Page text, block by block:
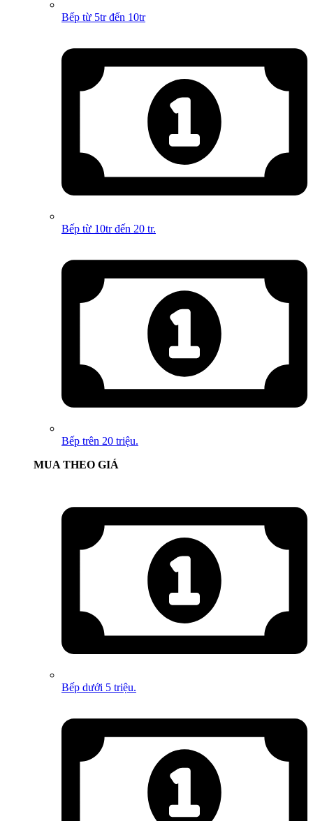
Bếp từ 5tr đến 10tr
Bếp từ 10tr đến 20 tr.
Bếp trên 20 triệu.
MUA THEO GIÁ
Bếp dưới 5 triệu.